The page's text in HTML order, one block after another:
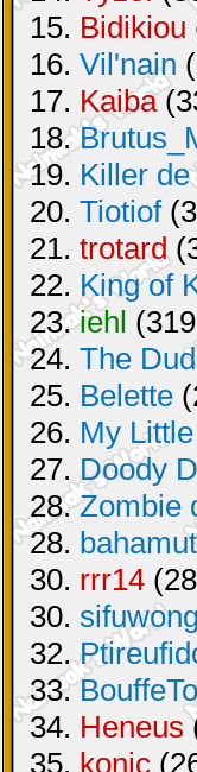
15. Bidikiou
16. Vil'nain
17. Kaiba
18.
19. Killer
20. Tiotiof
21. trotard
22. King of
23.iehl
24. The
25. Belette
26. My
27. Doody
28.Zombie
28. bahamut
30. rrr14
30. sifuwong
32.
33.
34. Heneus
35. konic